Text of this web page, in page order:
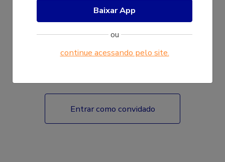
Entrar como convidado
Baixar App
ou
continue acessando pelo site.